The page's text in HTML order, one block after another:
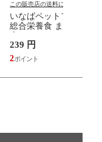
この販売店の送料について
いなばペットフード ち
総合栄養食 まぐろ １４
239 円
2